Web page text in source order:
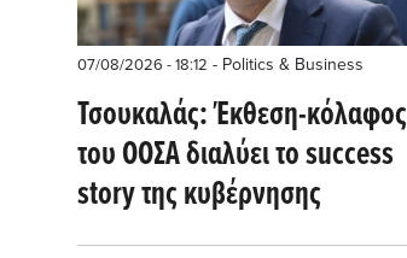
07/08/2026 - 18:12 - Politics & Business
Τσουκαλάς: Έκθεση-κόλαφος
του ΟΟΣΑ διαλύει το success
story της κυβέρνησης